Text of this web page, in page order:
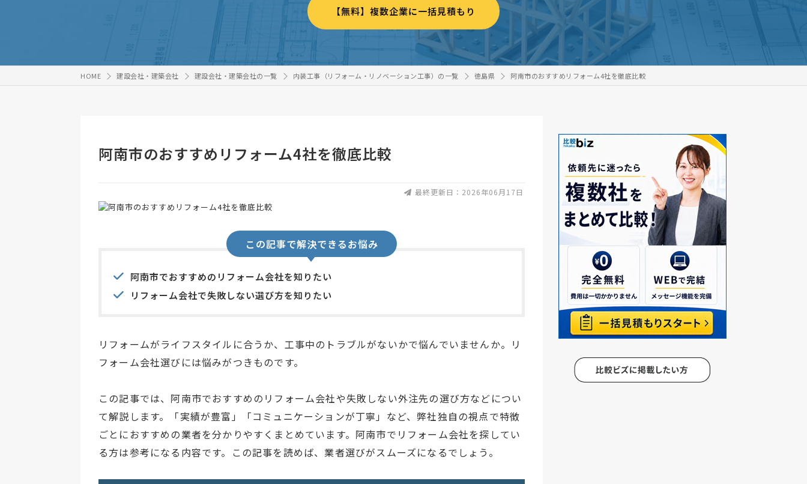
【無料】複数企業に一括見積もり
HOME 建設会社・建築会社 建設会社・建築会社の一覧 内装工事（リフォーム・リノベーション工事）の一覧 徳島県 阿南市のおすすめリフォーム4社を徹底比較
阿南市のおすすめリフォーム4社を徹底比較
最終更新日：2026年06月17日
この記事で解決できるお悩み
阿南市でおすすめのリフォーム会社を知りたい
リフォーム会社で失敗しない選び方を知りたい
リフォームがライフスタイルに合うか、工事中のトラブルがないかで悩んでいませんか。リ
フォーム会社選びには悩みがつきものです。
この記事では、阿南市でおすすめのリフォーム会社や失敗しない外注先の選び方などについ
て解説します。「実績が豊富」「コミュニケーションが丁寧」など、弊社独自の視点で特徴
ごとにおすすめの業者を分かりやすくまとめています。阿南市でリフォーム会社を探してい
る方は参考になる内容です。この記事を読めば、業者選びがスムーズになるでしょう。